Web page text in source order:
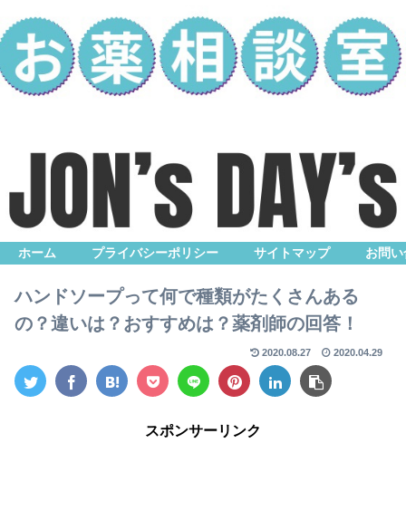
ホーム プライバシーポリシー サイトマップ お問
ハンドソープって何で種類がたくさんある
の？違いは？おすすめは？薬剤師の回答！
2020.08.27 2020.04.29
スポンサーリンク